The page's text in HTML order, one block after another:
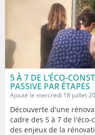
5 À 7 DE L’ÉCO-
PASSIVE PAR ÉTAPES
Ajouté le mercredi 18 juillet
Découverte d'une
cadre des 5 à 7 de
des enjeux de la